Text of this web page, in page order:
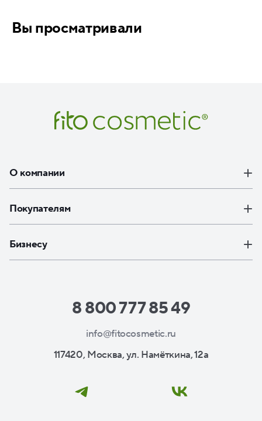
Вы просматривали
О компании
Покупателям
Бизнесу
8 800 777 85 49
info@fitocosmetic.ru
117420, Москва, ул. Намёткина, 12а